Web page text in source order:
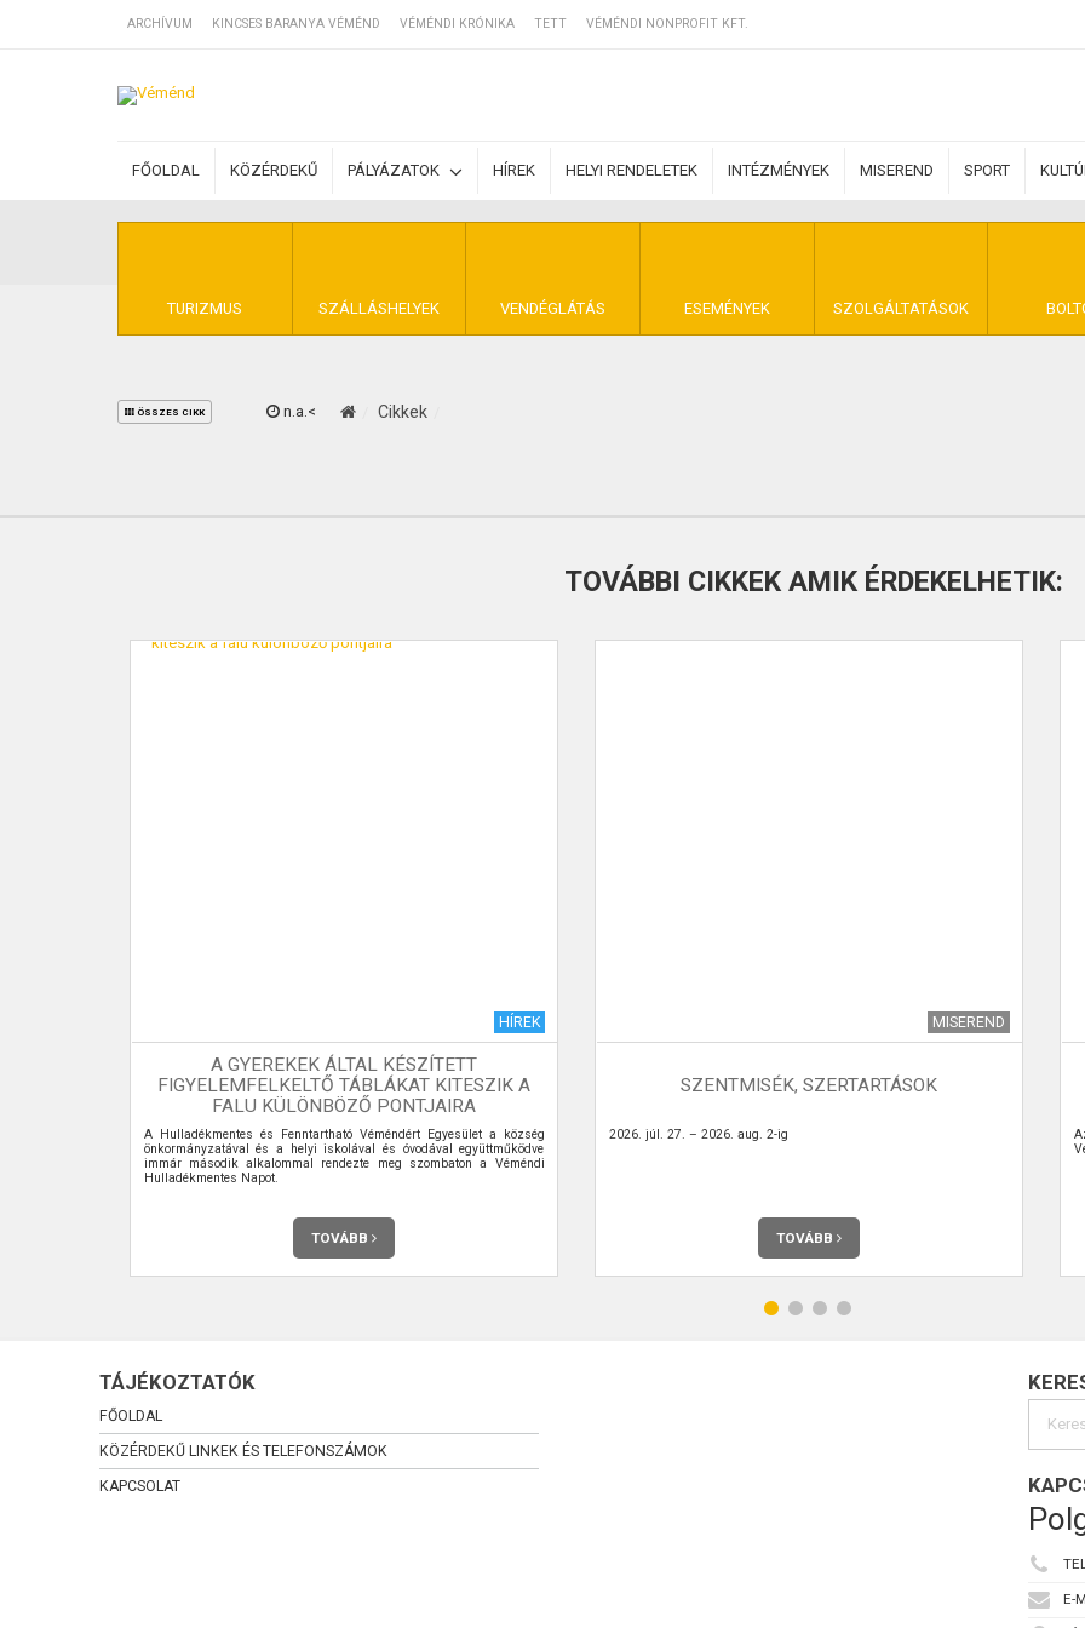
ARCHÍVUM KINCSES BARANYA VÉMÉND VÉMÉNDI KRÓNIKA TETT VÉMÉNDI NONPROFIT KFT.
FŐOLDAL KÖZÉRDEKŰ PÁLYÁZATOK HÍREK HELYI RENDELETEK INTÉZMÉNYEK MISEREND SPORT
TURIZMUS SZÁLLÁSHELYEK VENDÉGLÁTÁS ESEMÉNYEK SZOLGÁLTATÁSOK
SZÁLLÁSOK
BEJEGYZÉSEK
ÁLTALÁNOS SZERZŐDÉSI
KINCSES BARANYA VÉMÉND
ÖSSZES CIKK n.a.< Cikkek
TOVÁBBI CIKKEK AMIK ÉRDEKELHETIK:
HÍREK
A GYEREKEK ÁLTAL KÉSZÍTETT
FIGYELEMFELKELTŐ TÁBLÁKAT KITESZIK A
FALU KÜLÖNBÖZŐ PONTJAIRA
A Hulladékmentes és Fenntartható Véméndért Egyesület a község
önkormányzatával és a helyi iskolával és óvodával együttműködve
immár második alkalommal rendezte meg szombaton a Véméndi
Hulladékmentes Napot.
TOVÁBB
MISEREND
SZENTMISÉK, SZERTARTÁSOK
2026. júl. 27. – 2026. aug. 2-ig
TOVÁBB
TÁJÉKOZTATÓK
FŐOLDAL
KÖZÉRDEKŰ LINKEK ÉS TELEFONSZÁMOK
KAPCSOLAT
E-